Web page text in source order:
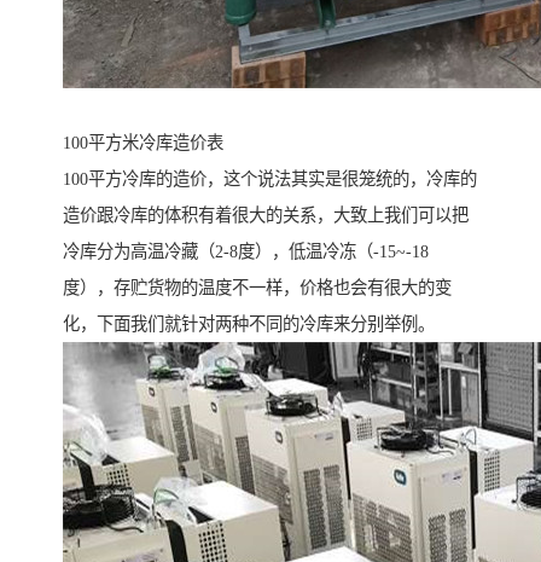
100平方米冷库造价表
100平方冷库的造价，这个说法其实是很笼统的，冷库的
造价跟冷库的体积有着很大的关系，大致上我们可以把
冷库分为高温冷藏（2-8度），低温冷冻（-15~-18
度），存贮货物的温度不一样，价格也会有很大的变
化，下面我们就针对两种不同的冷库来分别举例。